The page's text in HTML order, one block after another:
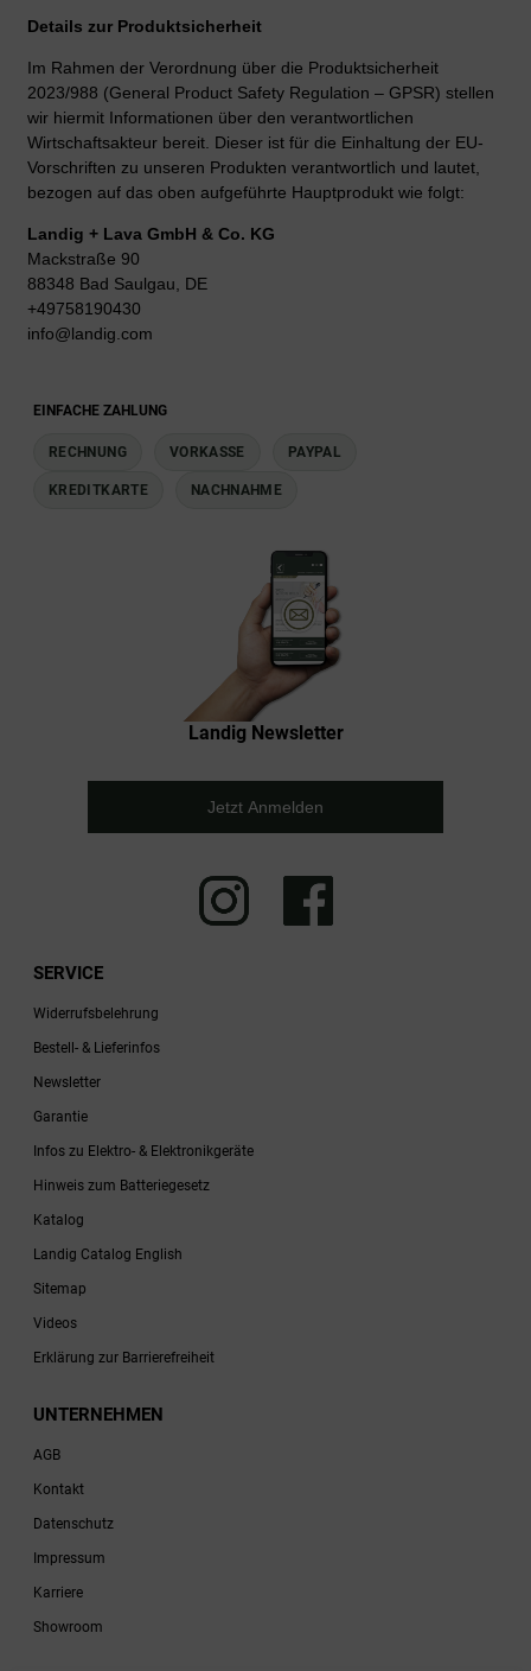
Details zur Produktsicherheit
Im Rahmen der Verordnung über die Produktsicherheit
2023/988 (General Product Safety Regulation – GPSR) stellen
wir hiermit Informationen über den verantwortlichen
Wirtschaftsakteur bereit. Dieser ist für die Einhaltung der EU-
Vorschriften zu unseren Produkten verantwortlich und lautet,
bezogen auf das oben aufgeführte Hauptprodukt wie folgt:
Landig + Lava GmbH & Co. KG
Mackstraße 90
88348 Bad Saulgau, DE
+49758190430
info@landig.com
EINFACHE ZAHLUNG
RECHNUNG VORKASSE PAYPAL
KREDITKARTE NACHNAHME
Landig Newsletter
Jetzt Anmelden
SERVICE
Widerrufsbelehrung
Bestell- & Lieferinfos
Newsletter
Garantie
Infos zu Elektro- & Elektronikgeräte
Hinweis zum Batteriegesetz
Katalog
Landig Catalog English
Sitemap
Videos
Erklärung zur Barrierefreiheit
UNTERNEHMEN
AGB
Kontakt
Datenschutz
Impressum
Karriere
Showroom